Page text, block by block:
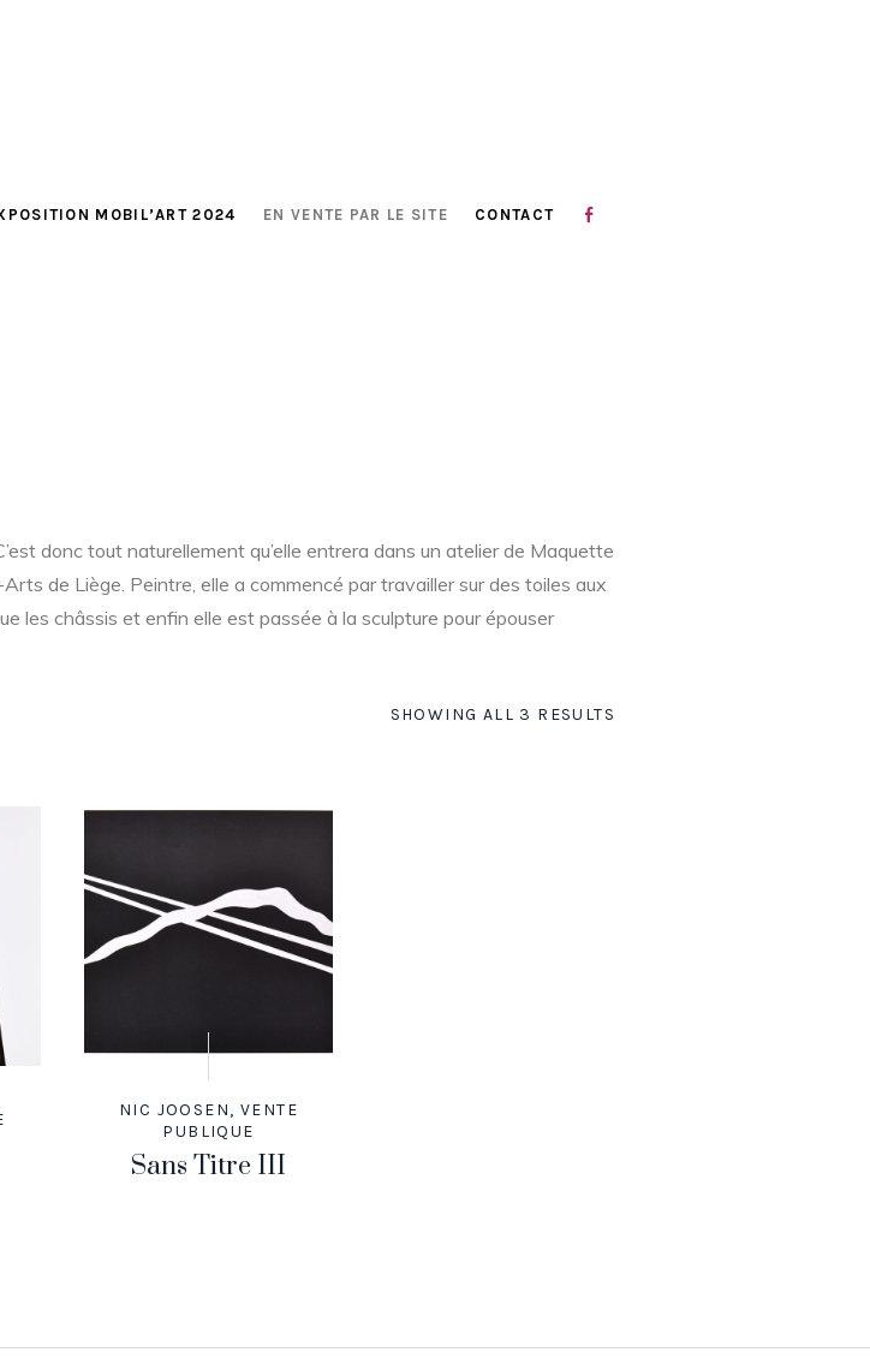
MOBIL’ART 2024 EN VENTE PAR LE SITE CONTACT
donc tout naturellement qu’elle entrera dans un atelier de Maquette
de Liège. Peintre, elle a commencé par travailler sur des toiles aux
les châssis et enfin elle est passée à la sculpture pour épouser
SHOWING ALL 3 RESULTS
NIC JOOSEN, VENTE
PUBLIQUE
Sans Titre III